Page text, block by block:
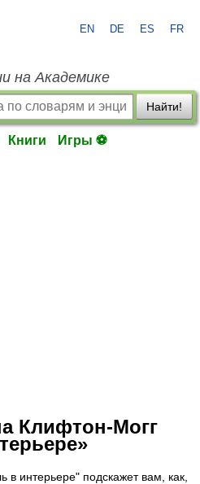
EN DE ES FR
на Академике
Найти!
Книги Игры ⚽
Клифтон-Могг
в интерьере" подскажет вам, как,